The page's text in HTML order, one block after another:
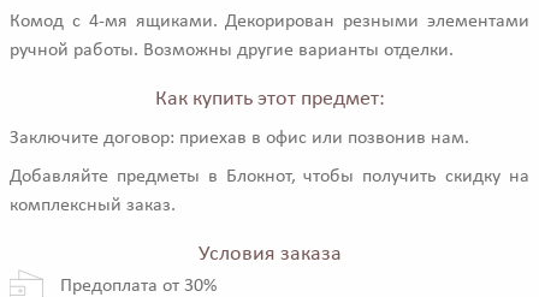
Комод с 4-мя ящиками. Декорирован резными элементами
ручной работы. Возможны другие варианты отделки.
Как купить этот предмет:
Заключите договор: приехав в офис или позвонив нам.
Добавляйте предметы в Блокнот, чтобы получить скидку на
комплексный заказ.
Условия заказа
Предоплата от 30%